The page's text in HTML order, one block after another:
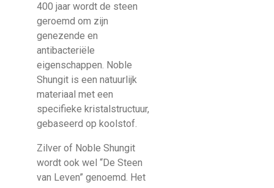
400 jaar wordt de steen
geroemd om zijn
genezende en
antibacteriële
eigenschappen. Noble
Shungit is een natuurlijk
materiaal met een
specifieke kristalstructuur,
gebaseerd op koolstof.
Zilver of Noble Shungit
wordt ook wel “De Steen
van Leven” genoemd. Het